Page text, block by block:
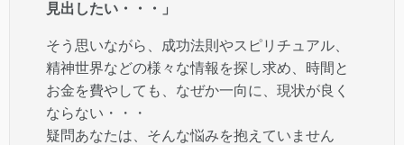
見出したい・・・」
そう思いながら、成功法則やスピリチュアル、
精神世界などの様々な情報を探し求め、時間と
お金を費やしても、なぜか一向に、現状が良く
ならない・・・
疑問あなたは、そんな悩みを抱えていません